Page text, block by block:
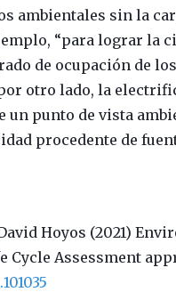
ambientales sin la
“para lograr la
de ocupación de
otro lado, la
punto de vista
procedente de
Hoyos (2021)
Cycle Assessment